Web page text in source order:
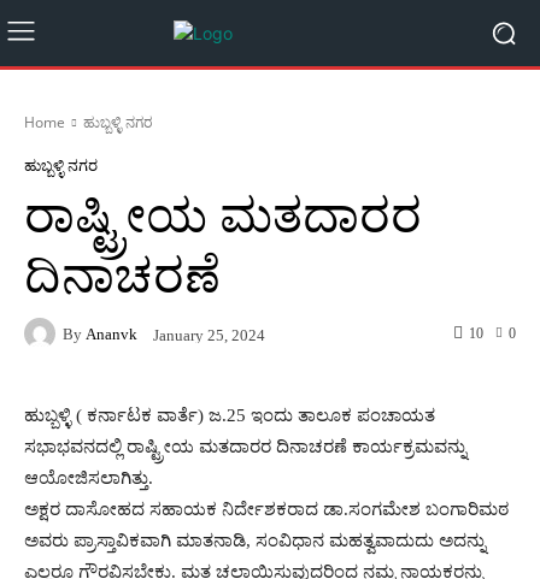
Home ಹುಬ್ಬಳ್ಳಿ ನಗರ
ಹುಬ್ಬಳ್ಳಿ ನಗರ
ರಾಷ್ಟ್ರೀಯ ಮತದಾರರ
ದಿನಾಚರಣೆ
By Ananvk January 25, 2024 0
10
ಹುಬ್ಬಳ್ಳಿ ( ಕರ್ನಾಟಕ ವಾರ್ತೆ) ಜ.25 ಇಂದು ತಾಲೂಕ ಪಂಚಾಯತ
ಸಭಾಭವನದಲ್ಲಿ ರಾಷ್ಟ್ರೀಯ ಮತದಾರರ ದಿನಾಚರಣೆ ಕಾರ್ಯಕ್ರಮವನ್ನು
ಆಯೋಜಿಸಲಾಗಿತ್ತು.
ಅಕ್ಷರ ದಾಸೋಹದ ಸಹಾಯಕ ನಿರ್ದೇಶಕರಾದ ಡಾ.ಸಂಗಮೇಶ ಬಂಗಾರಿಮಠ
ಅವರು ಪ್ರಾಸ್ತಾವಿಕವಾಗಿ ಮಾತನಾಡಿ, ಸಂವಿಧಾನ ಮಹತ್ವವಾದುದು ಅದನ್ನು
ಎಲ್ಲರೂ ಗೌರವಿಸಬೇಕು. ಮತ ಚಲಾಯಿಸುವುದರಿಂದ ನಮ್ಮ ನಾಯಕರನ್ನು